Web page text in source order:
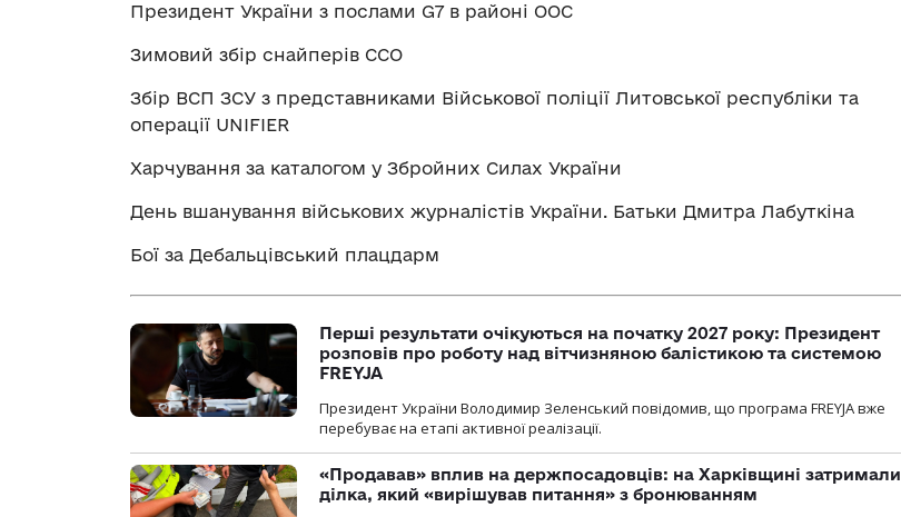
Президент України з послами G7 в районі ООС
Зимовий збір снайперів ССО
Збір ВСП ЗСУ з представниками Військової поліції Литовської республіки та
операції UNIFIER
Харчування за каталогом у Збройних Силах України
День вшанування військових журналістів України. Батьки Дмитра Лабуткіна
Бої за Дебальцівський плацдарм
Перші результати очікуються на початку 2027 року: Президент
розповів про роботу над вітчизняною балістикою та системою
FREYJA
Президент України Володимир Зеленський повідомив, що програма FREYJA вже
перебуває на етапі активної реалізації.
«Продавав» вплив на держпосадовців: на Харківщині затримали
ділка, який «вирішував питання» з бронюванням